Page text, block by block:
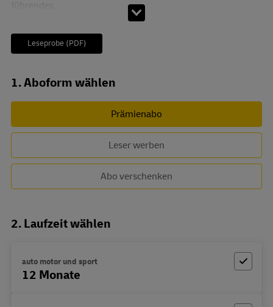
Leseprobe (PDF)
Abo zusammenstellen
1. Aboform wählen
Prämienabo
Leser werben
Abo verschenken
2. Laufzeit wählen
auto motor und sport
12 Monate